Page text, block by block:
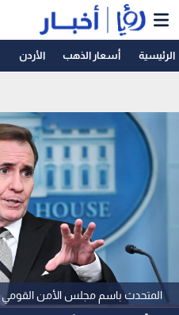
الرئيسية أسعار الذهب الأردن
المتحدث باسم مجلس الأمن القومي